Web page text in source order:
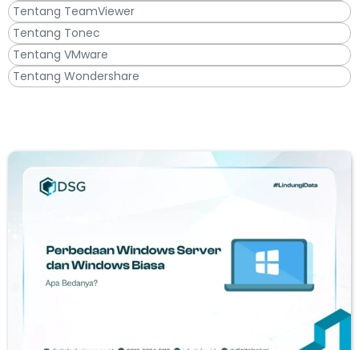
Tentang TeamViewer
Tentang Tonec
Tentang VMware
Tentang Wondershare